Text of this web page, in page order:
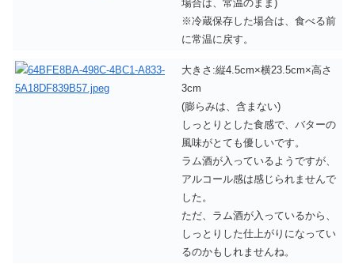
場合は、常温のまま)
※冷蔵保存した場合は、食べる前
に常温に戻す。
大きさ:縦4.5cm×横23.5cm×高さ
3cm
(膨らみは、含まない)
しっとりとした食感で、バターの
風味がとても優しいです。
ラム酒が入っているようですが、
アルコール感は感じられませんで
した。
ただ、ラム酒が入っているから、
しっとりした仕上がりになってい
るのかもしれませんね。